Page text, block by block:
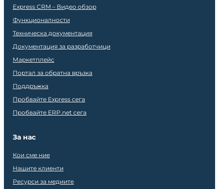
Express CRM – Видео обзор
Функционалности
Техническа документация
Документация за разработчици
Маркетплейс
Портал за обратна връзка
Поддръжка
Пробвайте Express сега
Пробвайте ERP.net сега
За нас
Кои сме ние
Нашите клиенти
Ресурси за медиите